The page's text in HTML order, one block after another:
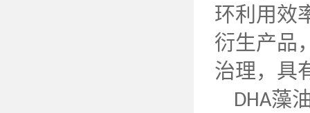
环利用效
衍生产品
治理，具
DHA藻